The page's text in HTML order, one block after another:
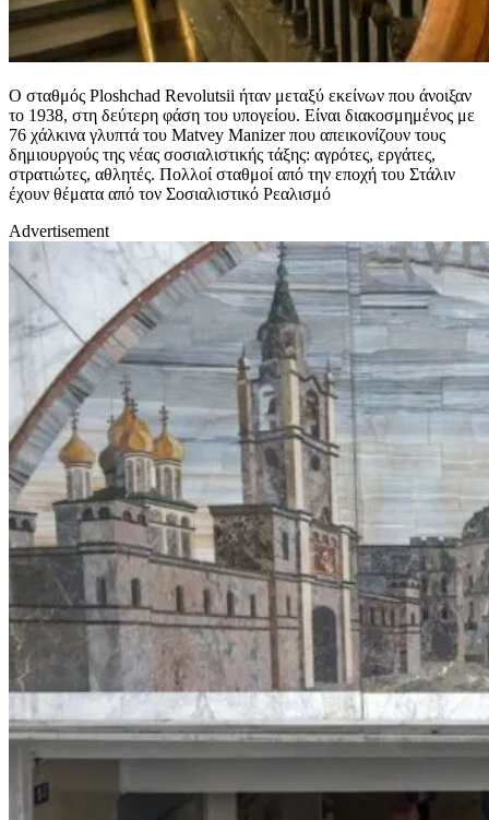
Ο σταθμός Ploshchad Revolutsii ήταν μεταξύ εκείνων που άνοιξαν
το 1938, στη δεύτερη φάση του υπογείου. Είναι διακοσμημένος με
76 χάλκινα γλυπτά του Matvey Manizer που απεικονίζουν τους
δημιουργούς της νέας σοσιαλιστικής τάξης: αγρότες, εργάτες,
στρατιώτες, αθλητές. Πολλοί σταθμοί από την εποχή του Στάλιν
έχουν θέματα από τον Σοσιαλιστικό Ρεαλισμό
Advertisement